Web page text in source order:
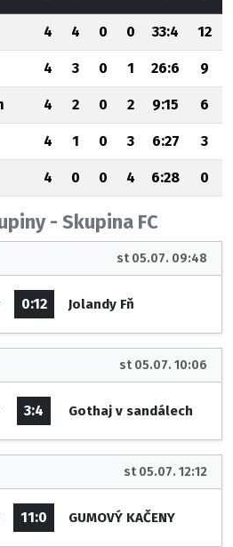
4 4 0 0 33:4 12
4 3 0 1 26:6 9
4 2 0 2 9:15 6
4 1 0 3 6:27 3
4 0 0 4 6:28 0
- Skupina FC
st 05.07. 09:48
0:12 Jolandy Fň
st 05.07. 10:06
3:4 Gothaj v sandálech
st 05.07. 12:12
11:0 GUMOVÝ KAČENY